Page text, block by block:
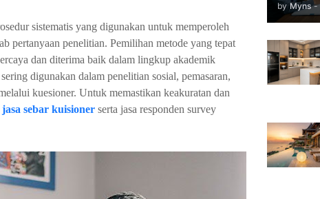
sistematis yang digunakan untuk memperoleh
pertanyaan penelitian. Pemilihan metode yang tepat
dan diterima baik dalam lingkup akademik
digunakan dalam penelitian sosial, pemasaran,
kuesioner. Untuk memastikan keakuratan dan
jasa sebar kuisioner serta jasa responden survey
by Myns -